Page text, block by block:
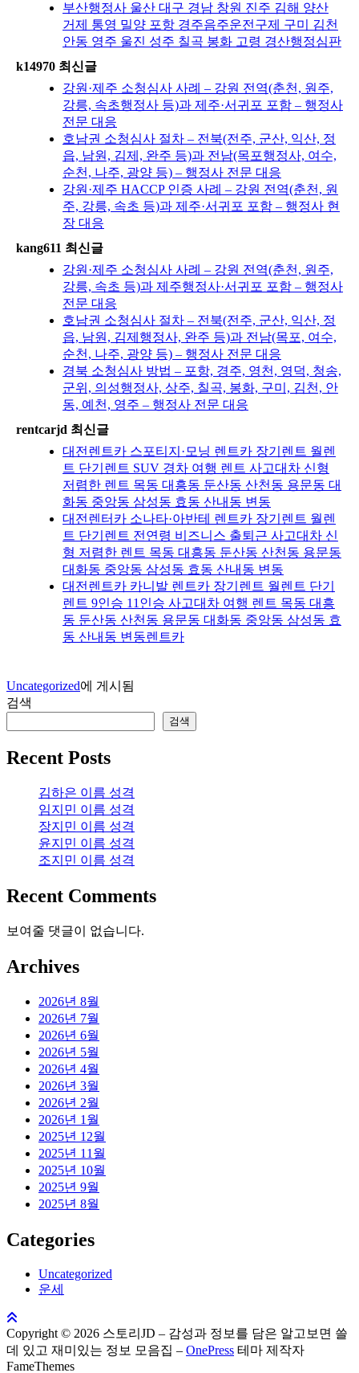
부산행정사 울산 대구 경남 창원 진주 김해 양산
거제 통영 밀양 포항 경주음주운전구제 구미 김천
안동 영주 울진 성주 칠곡 봉화 고령 경산행정심판
k14970 최신글
강원·제주 소청심사 사례 – 강원 전역(춘천, 원주,
강릉, 속초행정사 등)과 제주·서귀포 포함 – 행정사
전문 대응
호남권 소청심사 절차 – 전북(전주, 군산, 익산, 정
읍, 남원, 김제, 완주 등)과 전남(목포행정사, 여수,
순천, 나주, 광양 등) – 행정사 전문 대응
강원·제주 HACCP 인증 사례 – 강원 전역(춘천, 원
주, 강릉, 속초 등)과 제주·서귀포 포함 – 행정사 현
장 대응
kang611 최신글
강원·제주 소청심사 사례 – 강원 전역(춘천, 원주,
강릉, 속초 등)과 제주행정사·서귀포 포함 – 행정사
전문 대응
호남권 소청심사 절차 – 전북(전주, 군산, 익산, 정
읍, 남원, 김제행정사, 완주 등)과 전남(목포, 여수,
순천, 나주, 광양 등) – 행정사 전문 대응
경북 소청심사 방법 – 포항, 경주, 영천, 영덕, 청송,
군위, 의성행정사, 상주, 칠곡, 봉화, 구미, 김천, 안
동, 예천, 영주 – 행정사 전문 대응
rentcarjd 최신글
대전렌트카 스포티지·모닝 렌트카 장기렌트 월렌
트 단기렌트 SUV 경차 여행 렌트 사고대차 신형
저렴한 렌트 목동 대흥동 둔산동 산천동 용문동 대
화동 중앙동 삼성동 효동 산내동 변동
대전렌터카 소나타·아반테 렌트카 장기렌트 월렌
트 단기렌트 전연령 비즈니스 출퇴근 사고대차 신
형 저렴한 렌트 목동 대흥동 둔산동 산천동 용문동
대화동 중앙동 삼성동 효동 산내동 변동
대전렌트카 카니발 렌트카 장기렌트 월렌트 단기
렌트 9인승 11인승 사고대차 여행 렌트 목동 대흥
동 둔산동 산천동 용문동 대화동 중앙동 삼성동 효
동 산내동 변동렌트카
Uncategorized에 게시됨
검색
검색
Recent Posts
김하은 이름 성격
임지민 이름 성격
장지민 이름 성격
윤지민 이름 성격
조지민 이름 성격
Recent Comments
보여줄 댓글이 없습니다.
Archives
2026년 8월
2026년 7월
2026년 6월
2026년 5월
2026년 4월
2026년 3월
2026년 2월
2026년 1월
2025년 12월
2025년 11월
2025년 10월
2025년 9월
2025년 8월
Categories
Uncategorized
운세
Copyright © 2026 스토리JD – 감성과 정보를 담은 알고보면 쓸
데 있고 재미있는 정보 모음집 – OnePress 테마 제작자
FameThemes